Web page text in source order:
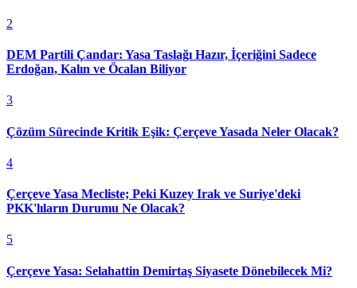
2
DEM Partili Çandar: Yasa Taslağı Hazır, İçeriğini Sadece
Erdoğan, Kalın ve Öcalan Biliyor
3
Çözüm Sürecinde Kritik Eşik: Çerçeve Yasada Neler Olacak?
4
Çerçeve Yasa Mecliste; Peki Kuzey Irak ve Suriye'deki
PKK'lıların Durumu Ne Olacak?
5
Çerçeve Yasa: Selahattin Demirtaş Siyasete Dönebilecek Mi?